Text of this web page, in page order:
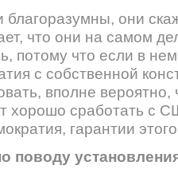
благоразумны, они
что они на самом
потому что если в
с собственной
вполне
хорошо сработать с
гарантии
поводу